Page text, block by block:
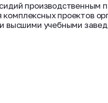
производственным
проектов
высшими учебными